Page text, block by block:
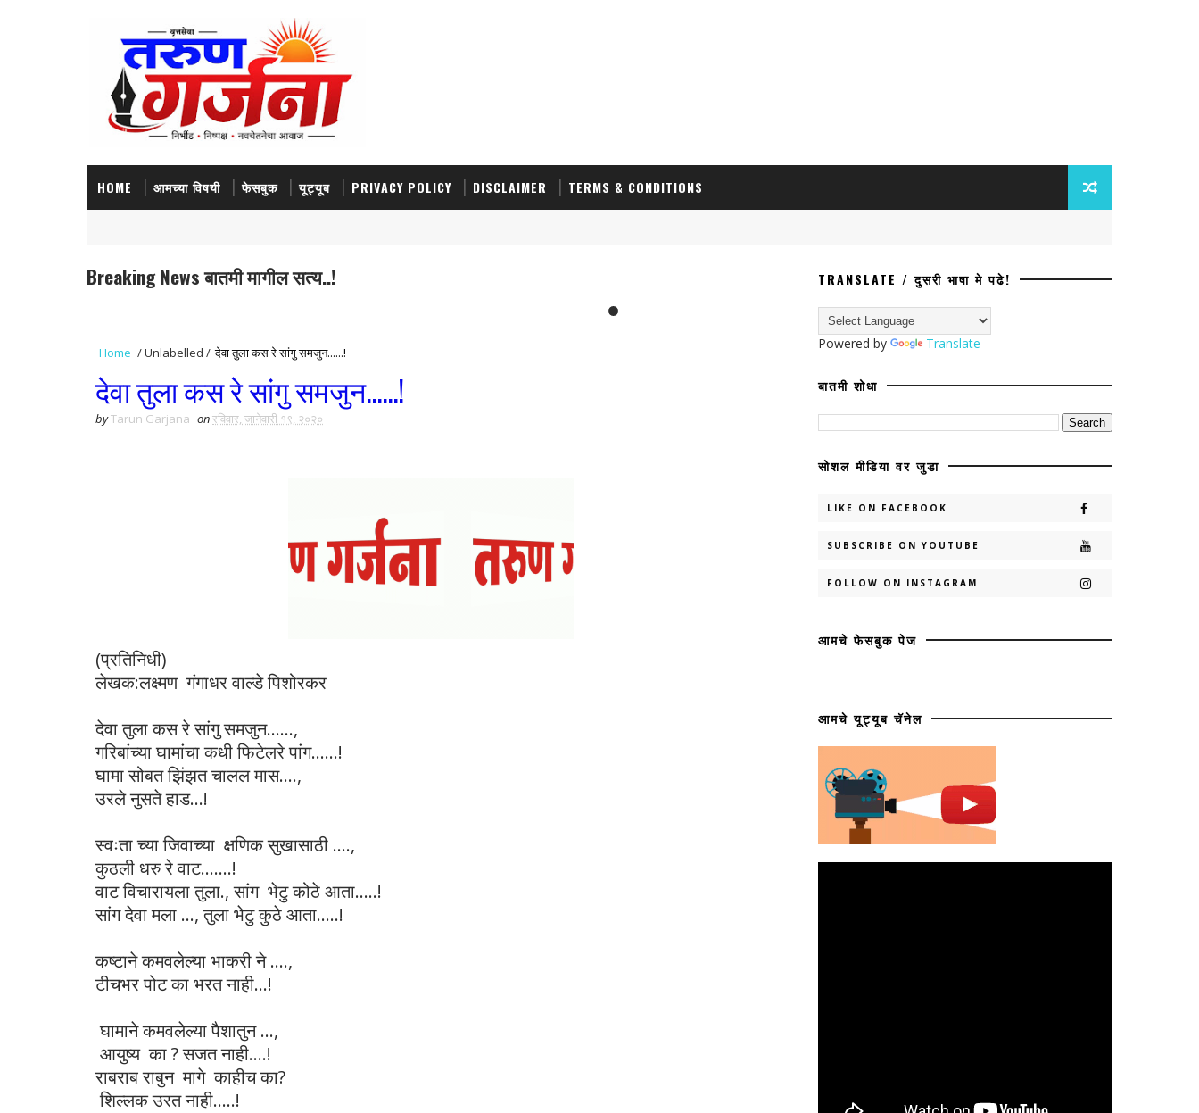
HOME आमच्या विषयी फेसबुक यूट्यूब PRIVACY POLICY DISCLAIMER TERMS & CONDITIONS
Breaking News बातमी मागील सत्य..!
Home /Unlabelled / देवा तुला कस रे सांगु समजुन......!
देवा तुला कस रे सांगु समजुन......!
byTarun Garjana onरविवार, जानेवारी १९, २०२०
(प्रतिनिधी)
लेखक:लक्ष्मण गंगाधर वाल्डे पिशोरकर
देवा तुला कस रे सांगु समजुन......,
गरिबांच्या घामांचा कधी फिटेलरे पांग......!
घामा सोबत झिंझत चालल मास....,
उरले नुसते हाड...!
स्वःता च्या जिवाच्या क्षणिक सुखासाठी ....,
कुठली धरु रे वाट.......!
वाट विचारायला तुला., सांग भेटु कोठे आता.....!
सांग देवा मला ..., तुला भेटु कुठे आता.....!
कष्टाने कमवलेल्या भाकरी ने ....,
टीचभर पोट का भरत नाही...!
घामाने कमवलेल्या पैशातुन ...,
आयुष्य का ? सजत नाही....!
राबराब राबुन मागे काहीच का?
शिल्लक उरत नाही.....!
TRANSLATE / दुसरी भाषा मे पढे!
Powered by Translate
बातमी शोधा
सोशल मीडिया वर जुडा
LIKE ON FACEBOOK
SUBSCRIBE ON YOUTUBE
FOLLOW ON INSTAGRAM
आमचे फेसबुक पेज
आमचे यूट्यूब चॅनेल